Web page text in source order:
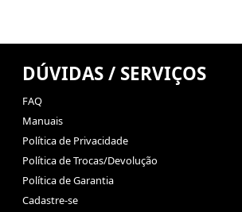
DÚVIDAS / SERVIÇOS
FAQ
Manuais
Política de Privacidade
Política de Trocas/Devolução
Política de Garantia
Cadastre-se